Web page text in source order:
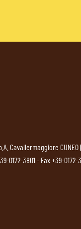
Cavallermaggiore
0172-3801- Fax +39-0172-